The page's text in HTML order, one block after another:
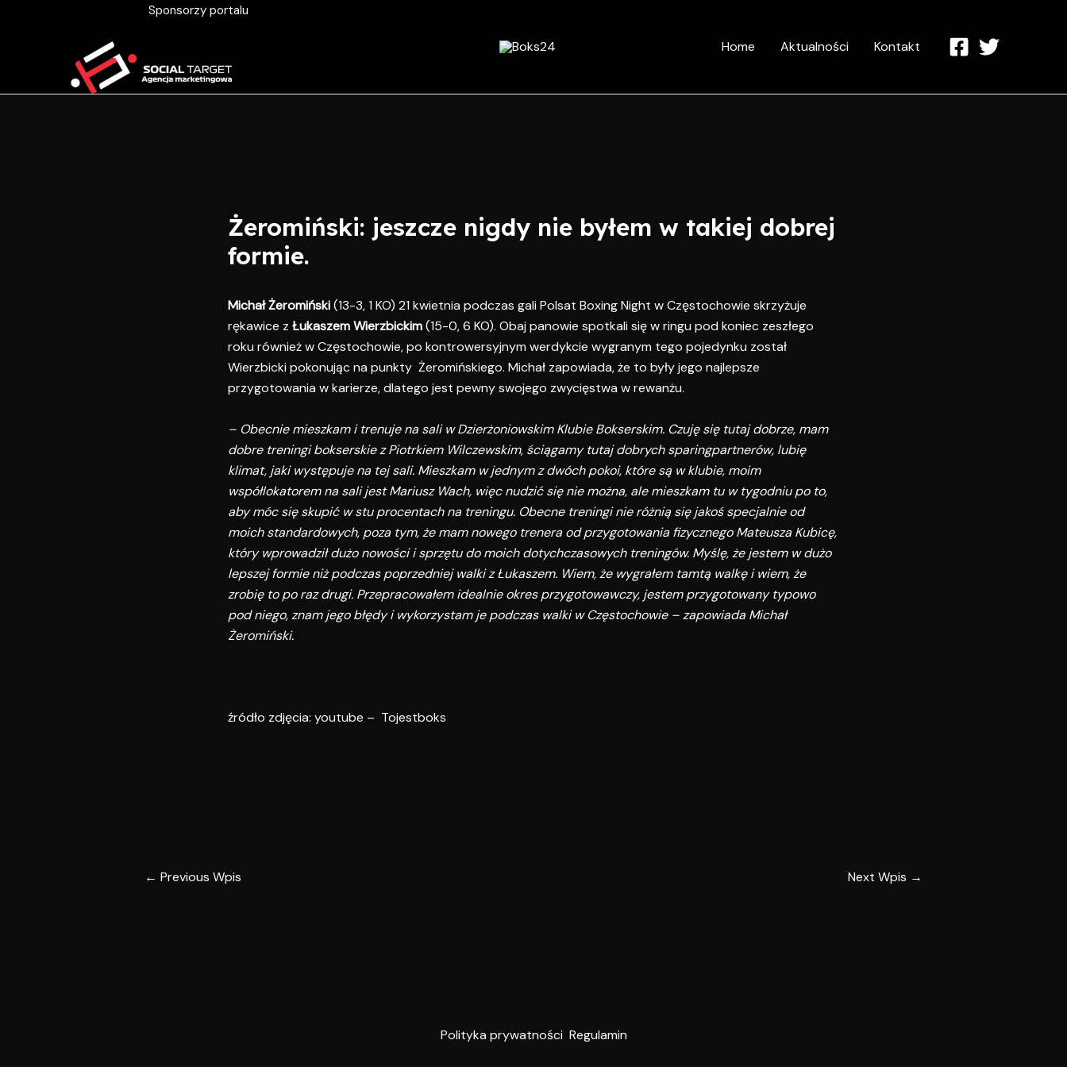
Sponsorzy portalu
Home Aktualności Kontakt
Żeromiński: jeszcze nigdy nie byłem w takiej dobrej
formie.
Michał Żeromiński(13-3, 1 KO) 21 kwietnia podczas gali Polsat Boxing Night w Częstochowie skrzyżuje
rękawice z Łukaszem Wierzbickim(15-0, 6 KO). Obaj panowie spotkali się w ringu pod koniec zeszłego
roku również w Częstochowie, po kontrowersyjnym werdykcie wygranym tego pojedynku został
Wierzbicki pokonując na punkty Żeromińskiego. Michał zapowiada, że to były jego najlepsze
przygotowania w karierze, dlatego jest pewny swojego zwycięstwa w rewanżu.
– Obecnie mieszkam i trenuje na sali w Dzierżoniowskim Klubie Bokserskim. Czuję się tutaj dobrze, mam
dobre treningi bokserskie z Piotrkiem Wilczewskim, ściągamy tutaj dobrych sparingpartnerów, lubię
klimat, jaki występuje na tej sali. Mieszkam w jednym z dwóch pokoi, które są w klubie, moim
współlokatorem na sali jest Mariusz Wach, więc nudzić się nie można, ale mieszkam tu w tygodniu po to,
aby móc się skupić w stu procentach na treningu. Obecne treningi nie różnią się jakoś specjalnie od
moich standardowych, poza tym, że mam nowego trenera od przygotowania fizycznego Mateusza Kubicę,
który wprowadził dużo nowości i sprzętu do moich dotychczasowych treningów. Myślę, że jestem w dużo
lepszej formie niż podczas poprzedniej walki z Łukaszem. Wiem, że wygrałem tamtą walkę i wiem, że
zrobię to po raz drugi. Przepracowałem idealnie okres przygotowawczy, jestem przygotowany typowo
pod niego, znam jego błędy i wykorzystam je podczas walki w Częstochowie – zapowiada Michał
Żeromiński.
źródło zdjęcia: youtube – Tojestboks
Post
← Previous Wpis Next Wpis →
Polityka prywatności Regulamin